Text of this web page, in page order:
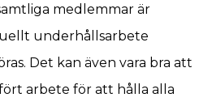
medlemmar är
underhållsarbete
Det kan även vara bra att
arbete för att hålla alla